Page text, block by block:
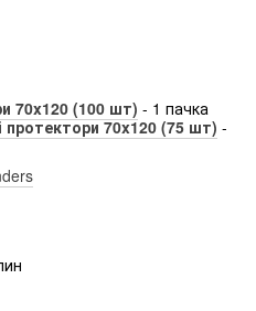
70x120 (100 шт) - 1 пачка
протектори 70x120 (75 шт) -